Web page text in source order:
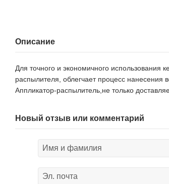
Описание
Для точного и экономичного
распылителя, облегчает процесс
Аппликатор-распылитель,не только
Новый отзыв или комментарий